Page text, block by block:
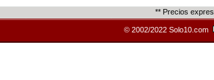
** Precios
© 2002/2022 Solo10.com